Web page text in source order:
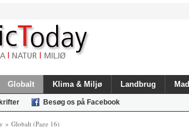
Globalt Klima & Miljø Landbrug Mad
Besøg os på Facebook
» Globalt (Page 16)